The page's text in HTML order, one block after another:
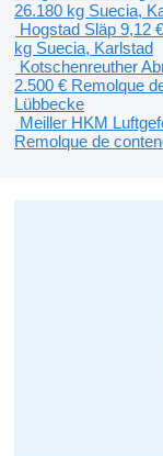
26.180 kg Suecia,
Hogstad Släp 9,12 €
kg Suecia, Karlstad
Kotschenreuther
2.500 € Remolque
Lübbecke
Meiller HKM
Remolque de